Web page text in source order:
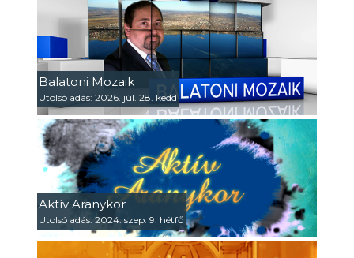
Balatoni Mozaik
Utolsó adás: 2026. júl. 28. kedd
Aktív Aranykor
Utolsó adás: 2024. szep. 9. hétfő